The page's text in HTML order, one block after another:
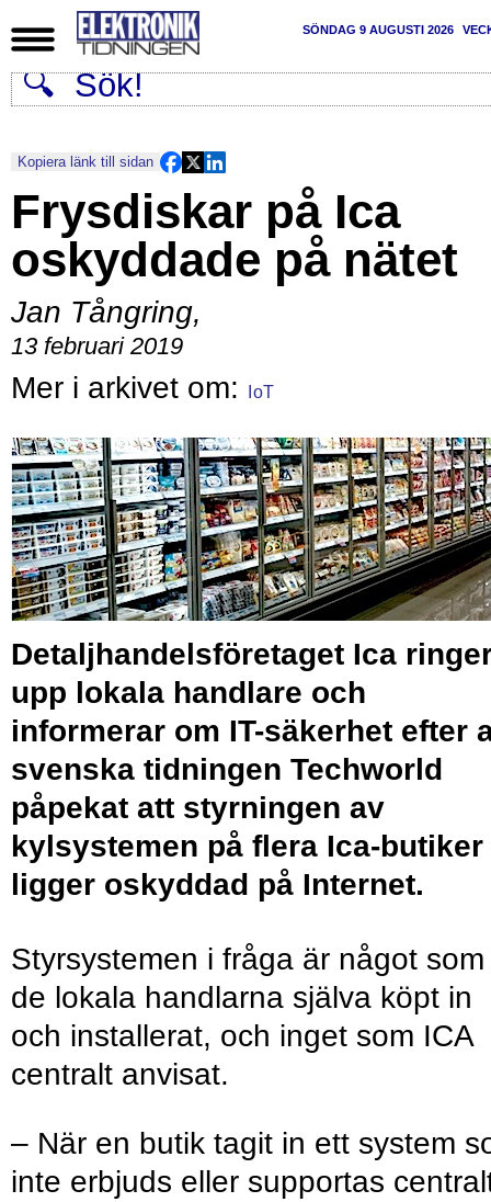
SÖNDAG 9 AUGUSTI 2026
Kopiera länk till sidan
Frysdiskar på Ica
oskyddade på nätet
Jan Tångring,
13 februari 2019
IoT
Detaljhandelsföretaget Ica
upp lokala handlare och
informerar om IT-säkerhet efter
svenska tidningen Techworld
påpekat att styrningen av
kylsystemen på flera Ica-butiker
ligger oskyddad på Internet.
Styrsystemen i fråga är något som
de lokala handlarna själva köpt in
och installerat, och inget som ICA
centralt anvisat.
– När en butik tagit in ett system
inte erbjuds eller supportas